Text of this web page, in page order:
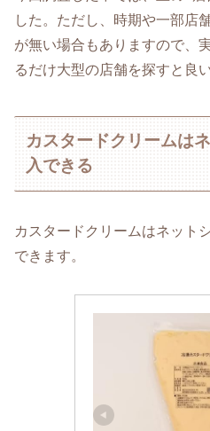
した。ただし、時期や一部店
が無い場合もありますので、
るだけ大型の店舗を探すと良
カスタードクリームは
入できる
カスタードクリームはネット
できます。